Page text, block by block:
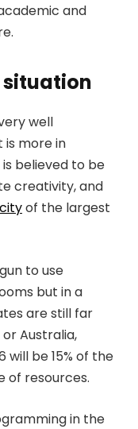
and
situation
well
is more in
believed to be
creativity, and
of the largest
to use
but in a
are still far
Australia,
will be 15% of the
of resources.
in the